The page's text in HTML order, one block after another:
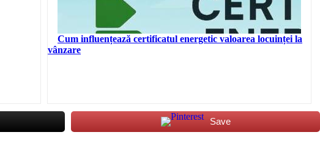
Cum influențează certificatul energetic valoarea locuinței la
vânzare
Save